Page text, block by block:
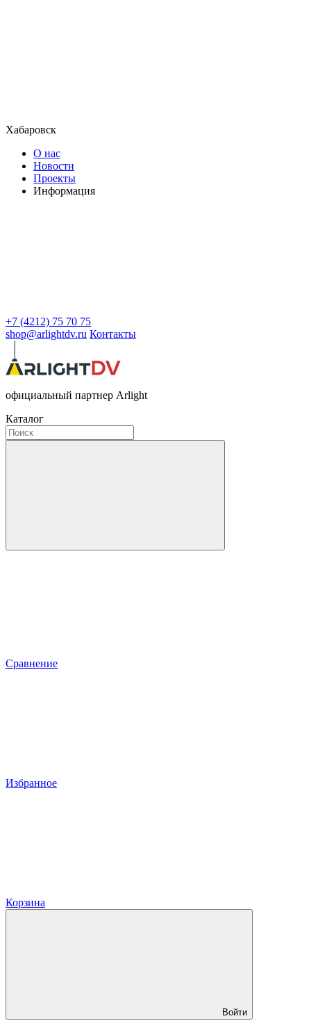
Хабаровск
О нас
Новости
Проекты
Информация
+7 (4212) 75 70 75
shop@arlightdv.ru Контакты
официальный партнер Arlight
Каталог
Сравнение
Избранное
Корзина
Войти